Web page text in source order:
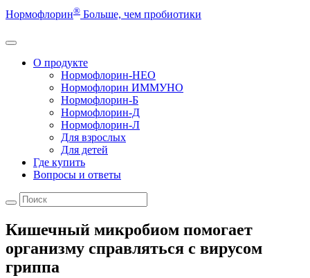
Нормофлорин® Больше, чем пробиотики
О продукте
Нормофлорин-НЕО
Нормофлорин ИММУНО
Нормофлорин-Б
Нормофлорин-Д
Нормофлорин-Л
Для взрослых
Для детей
Где купить
Вопросы и ответы
Кишечный микробиом помогает
организму справляться с вирусом
гриппа